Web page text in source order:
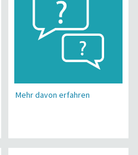
Mehr davon erfahren